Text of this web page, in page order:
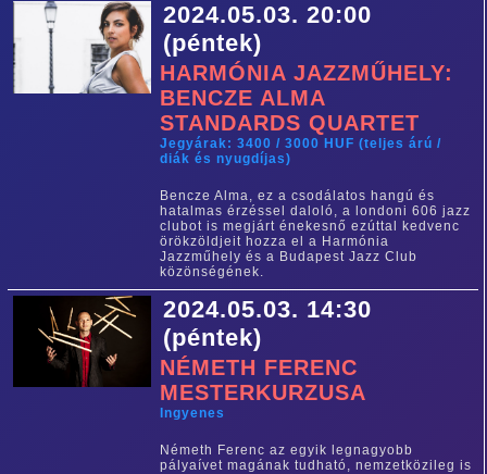
2024.05.03. 20:00
(péntek)
HARMÓNIA JAZZMŰHELY:
BENCZE ALMA
STANDARDS QUARTET
Jegyárak: 3400 / 3000 HUF (teljes árú /
diák és nyugdíjas)
Bencze Alma, ez a csodálatos hangú és
hatalmas érzéssel daloló, a londoni 606 jazz
clubot is megjárt énekesnő ezúttal kedvenc
örökzöldjeit hozza el a Harmónia
Jazzműhely és a Budapest Jazz Club
közönségének.
2024.05.03. 14:30
(péntek)
NÉMETH FERENC
MESTERKURZUSA
Ingyenes
Németh Ferenc az egyik legnagyobb
pályaívet magának tudható, nemzetközileg is